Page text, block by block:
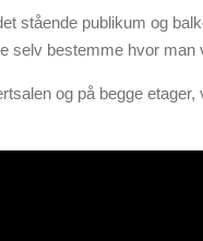
stående publikum og
selv bestemme hvor man
og på begge etager,